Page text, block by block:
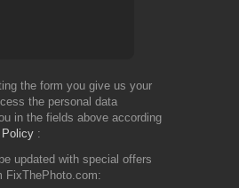
the form you give us your
the personal data
in the fields above according
updated with special offers
FixThePhoto.com